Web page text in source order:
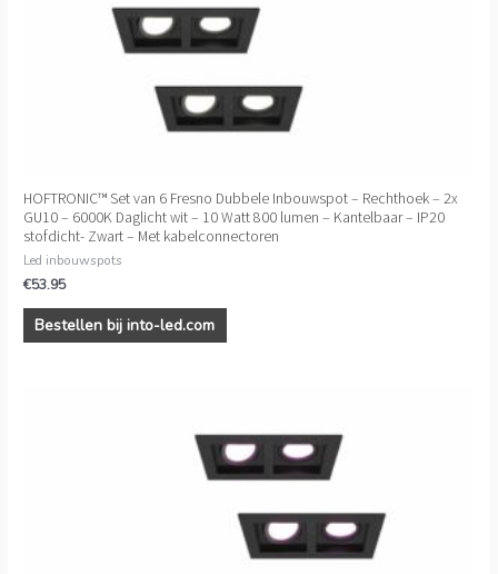
HOFTRONIC™ Set van 6 Fresno Dubbele Inbouwspot – Rechthoek – 2x
GU10 – 6000K Daglicht wit – 10 Watt 800 lumen – Kantelbaar – IP20
stofdicht- Zwart – Met kabelconnectoren
Led inbouwspots
€53.95
Bestellen bij into-led.com